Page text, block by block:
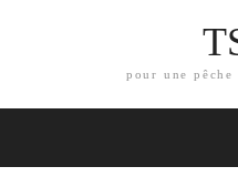
pour une